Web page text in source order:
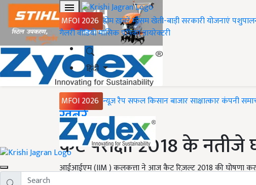
MFOI 2026 होमख़बरेंमौसमखेती-बाड़ीसरकारी योजनाएं
गैलरीवीडियोमासिक पत्रिकाडायरेक्टरी
हिंदी
MFOI 2026 न्यूज़ रैपसफल किसानबाजारसाक्षात्कारकंपनी
Home
ख़बरें
कैट परीक्षा 2018 के
आईआईएम (IIM ) कलकत्ता ने आज कैट रिज़ल्ट 2018 की घोषणा